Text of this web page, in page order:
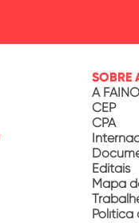
SOBRE
A
CEP
CPA
Editais
Mapa
Política